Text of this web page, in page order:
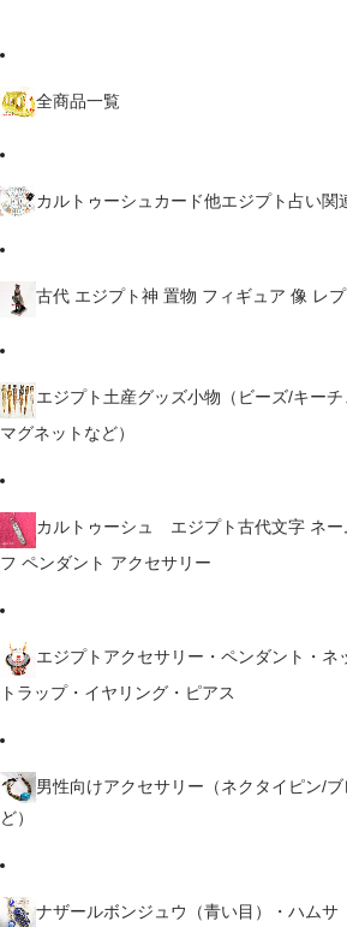
全商品一覧
カルトゥーシュカード他エジプト占い関
古代 エジプト神 置物 フィギュア 像 レ
エジプト土産グッズ小物（ビーズ/キー
マグネットなど）
カルトゥーシュ エジプト古代文字 ネー
フ ペンダント アクセサリー
エジプトアクセサリー・ペンダント・ネ
トラップ・イヤリング・ピアス
男性向けアクセサリー（ネクタイピン/
ど）
ナザールボンジュウ（青い目）・ハムサ